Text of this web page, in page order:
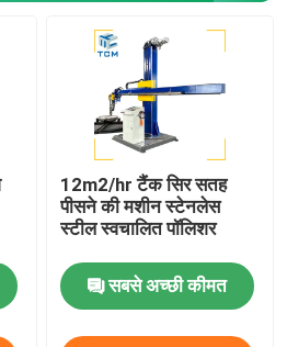
की मशीन
12m2/hr टैंक सिर सतह
पीसने की मशीन स्टेनलेस
स्टील स्वचालित पॉलिशर
सबसे अच्छी कीमत